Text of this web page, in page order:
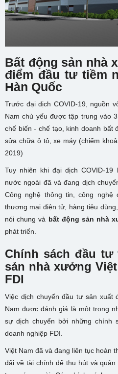
Bất động sản nhà
điểm đầu tư tiềm
Hàn Quốc
Trước đại dịch COVID-19, nguồn
Nam chủ yếu được tập trung vào
chế biến - chế tạo, kinh doanh bất
sửa chữa ô tô, xe máy (chiếm
2019)
Tuy nhiên khi đại dịch COVID-
nước ngoài đã và đang dịch
Công nghệ thông tin, công nghệ
thương mại điện tử, hàng tiêu
nói chung và bất động sản nhà
phát triển.
Chính sách đầu
sản nhà xưởng
FDI
Việc dịch chuyển đầu tư sản xuất
Nam được đánh giá là một trong
sự dịch chuyển bởi những chính
doanh nghiệp FDI.
Việt Nam đã và đang liên tục hoàn
đãi về tài chính để thu hút và